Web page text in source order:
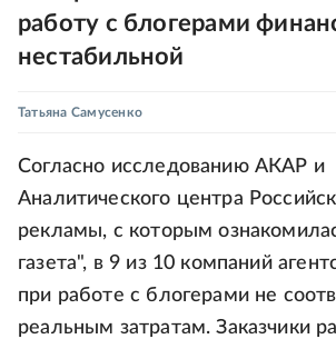
работу с блогерами
нестабильной
Татьяна Самусенко
Согласно исследованию АКАР и
Аналитического центра
рекламы, с которым
газета", в 9 из 10 компаний
при работе с блогерами не
реальным затратам. Заказчики